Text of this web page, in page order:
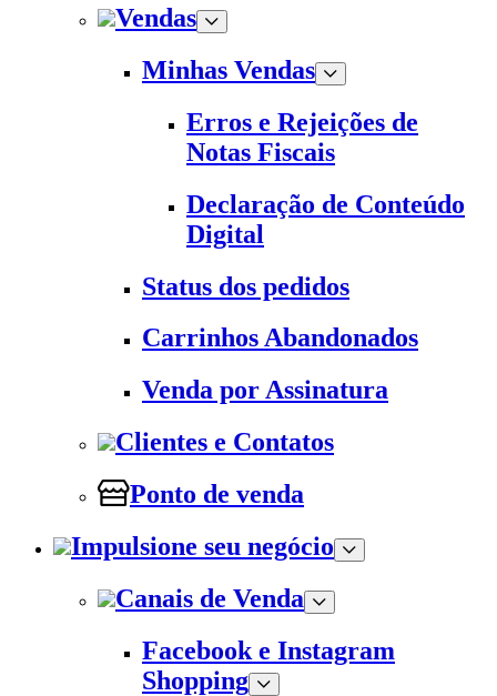
Vendas
Minhas Vendas
Erros e Rejeições de
Notas Fiscais
Declaração de Conteúdo
Digital
Status dos pedidos
Carrinhos Abandonados
Venda por Assinatura
Clientes e Contatos
Ponto de venda
Impulsione seu negócio
Canais de Venda
Facebook e Instagram
Shopping